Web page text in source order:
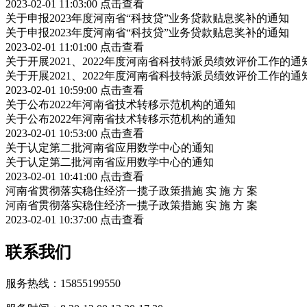
2023-02-01 11:03:00 点击查看
关于申报2023年度河南省“科技贷”业务贷款贴息奖补的通知
关于申报2023年度河南省“科技贷”业务贷款贴息奖补的通知
2023-02-01 11:01:00 点击查看
关于开展2021、2022年度河南省科技特派员绩效评价工作的通
关于开展2021、2022年度河南省科技特派员绩效评价工作的通
2023-02-01 10:59:00 点击查看
关于公布2022年河南省技术转移示范机构的通知
关于公布2022年河南省技术转移示范机构的通知
2023-02-01 10:53:00 点击查看
关于认定第二批河南省应用数学中心的通知
关于认定第二批河南省应用数学中心的通知
2023-02-01 10:41:00 点击查看
河南省贯彻落实稳住经济一揽子政策措施 实 施 方 案
河南省贯彻落实稳住经济一揽子政策措施 实 施 方 案
2023-02-01 10:37:00 点击查看
联系我们
服务热线：15855199550